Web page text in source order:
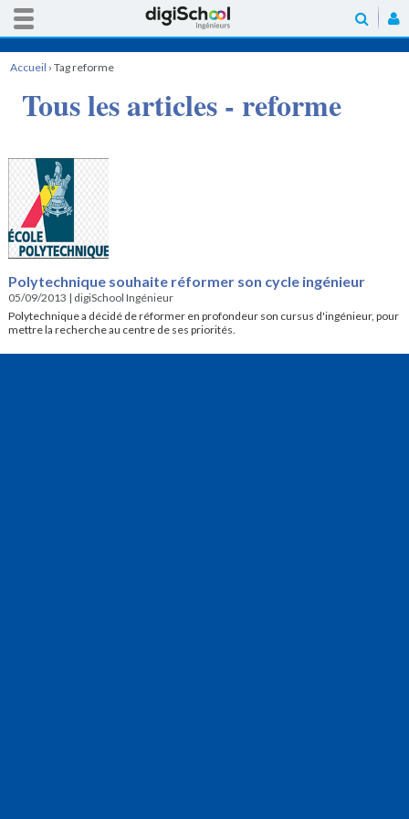
Accueil › Tag reforme
Tous les articles - reforme
Polytechnique souhaite réformer son cycle ingénieur
05/09/2013 | digiSchool Ingénieur
Polytechnique a décidé de réformer en profondeur son cursus d'ingénieur, pour
mettre la recherche au centre de ses priorités.